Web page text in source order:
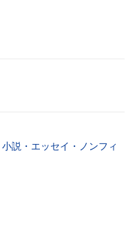
小説・エッセイ・ノンフィ